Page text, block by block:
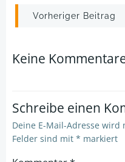
Post
Vorheriger Beitrag
Keine
Schreibe einen
Deine E-Mail-Adresse
Felder sind mit * markiert